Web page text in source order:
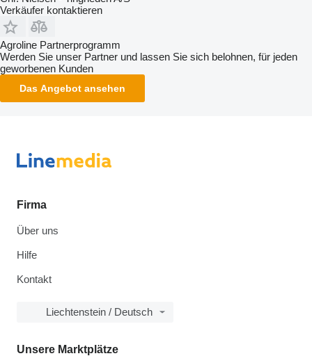
Verkäufer kontaktieren
Agroline Partnerprogramm
Werden Sie unser Partner und lassen Sie sich belohnen, für jeden
geworbenen Kunden
Das Angebot ansehen
Firma
Über uns
Hilfe
Kontakt
Liechtenstein / Deutsch
Unsere Marktplätze